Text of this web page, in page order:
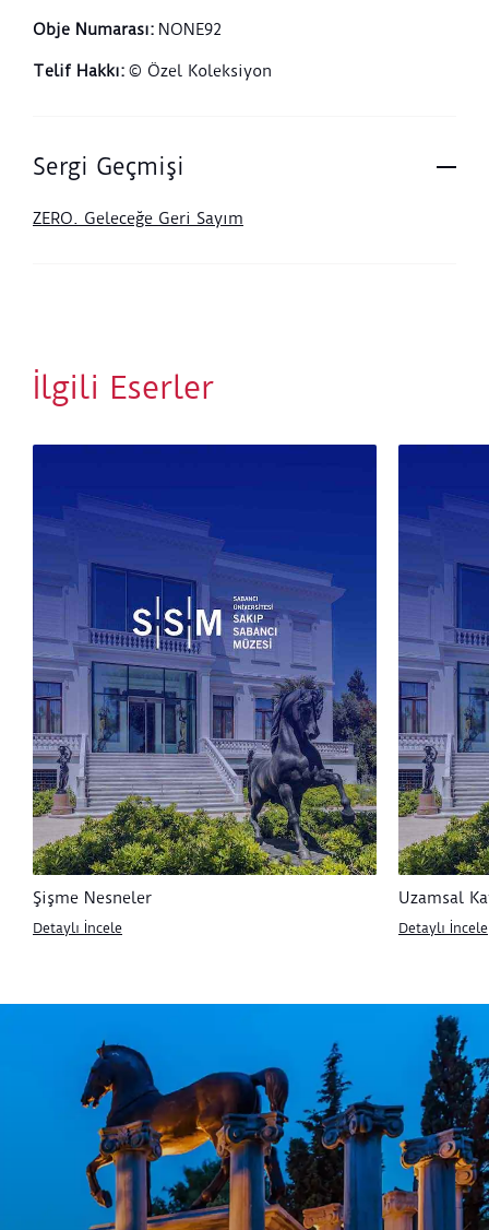
Obje Numarası: NONE92
Telif Hakkı: © Özel Koleksiyon
Sergi Geçmişi
ZERO. Geleceğe Geri Sayım
İlgili Eserler
Şişme Nesneler
Detaylı İncele
Uzamsal
Detaylı İncele